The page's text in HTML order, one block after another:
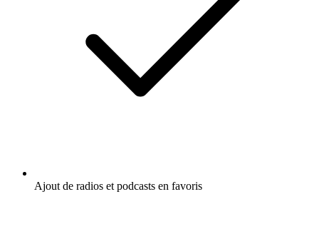
Ajout de radios et podcasts en favoris